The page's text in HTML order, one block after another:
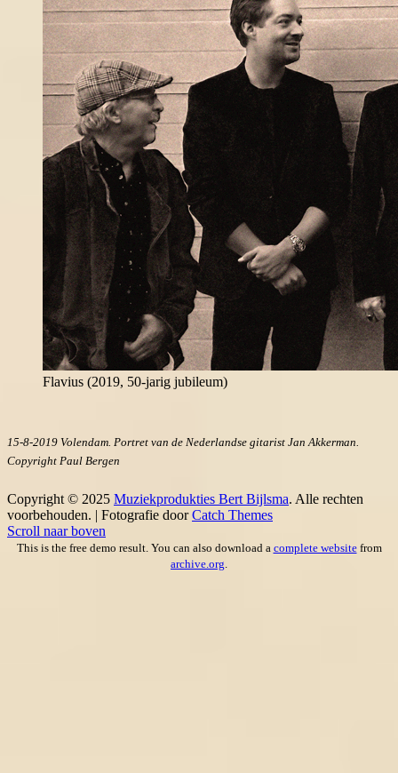
Flavius (2019, 50-jarig jubileum)
15-8-2019 Volendam. Portret van de Nederlandse gitarist Jan Akkerman.
Copyright Paul Bergen
Copyright © 2025 Muziekprodukties Bert Bijlsma. Alle rechten
voorbehouden. | Fotografie doorCatch Themes
Scroll naar boven
This is the free demo result. You can also download a complete websitefrom
archive.org.